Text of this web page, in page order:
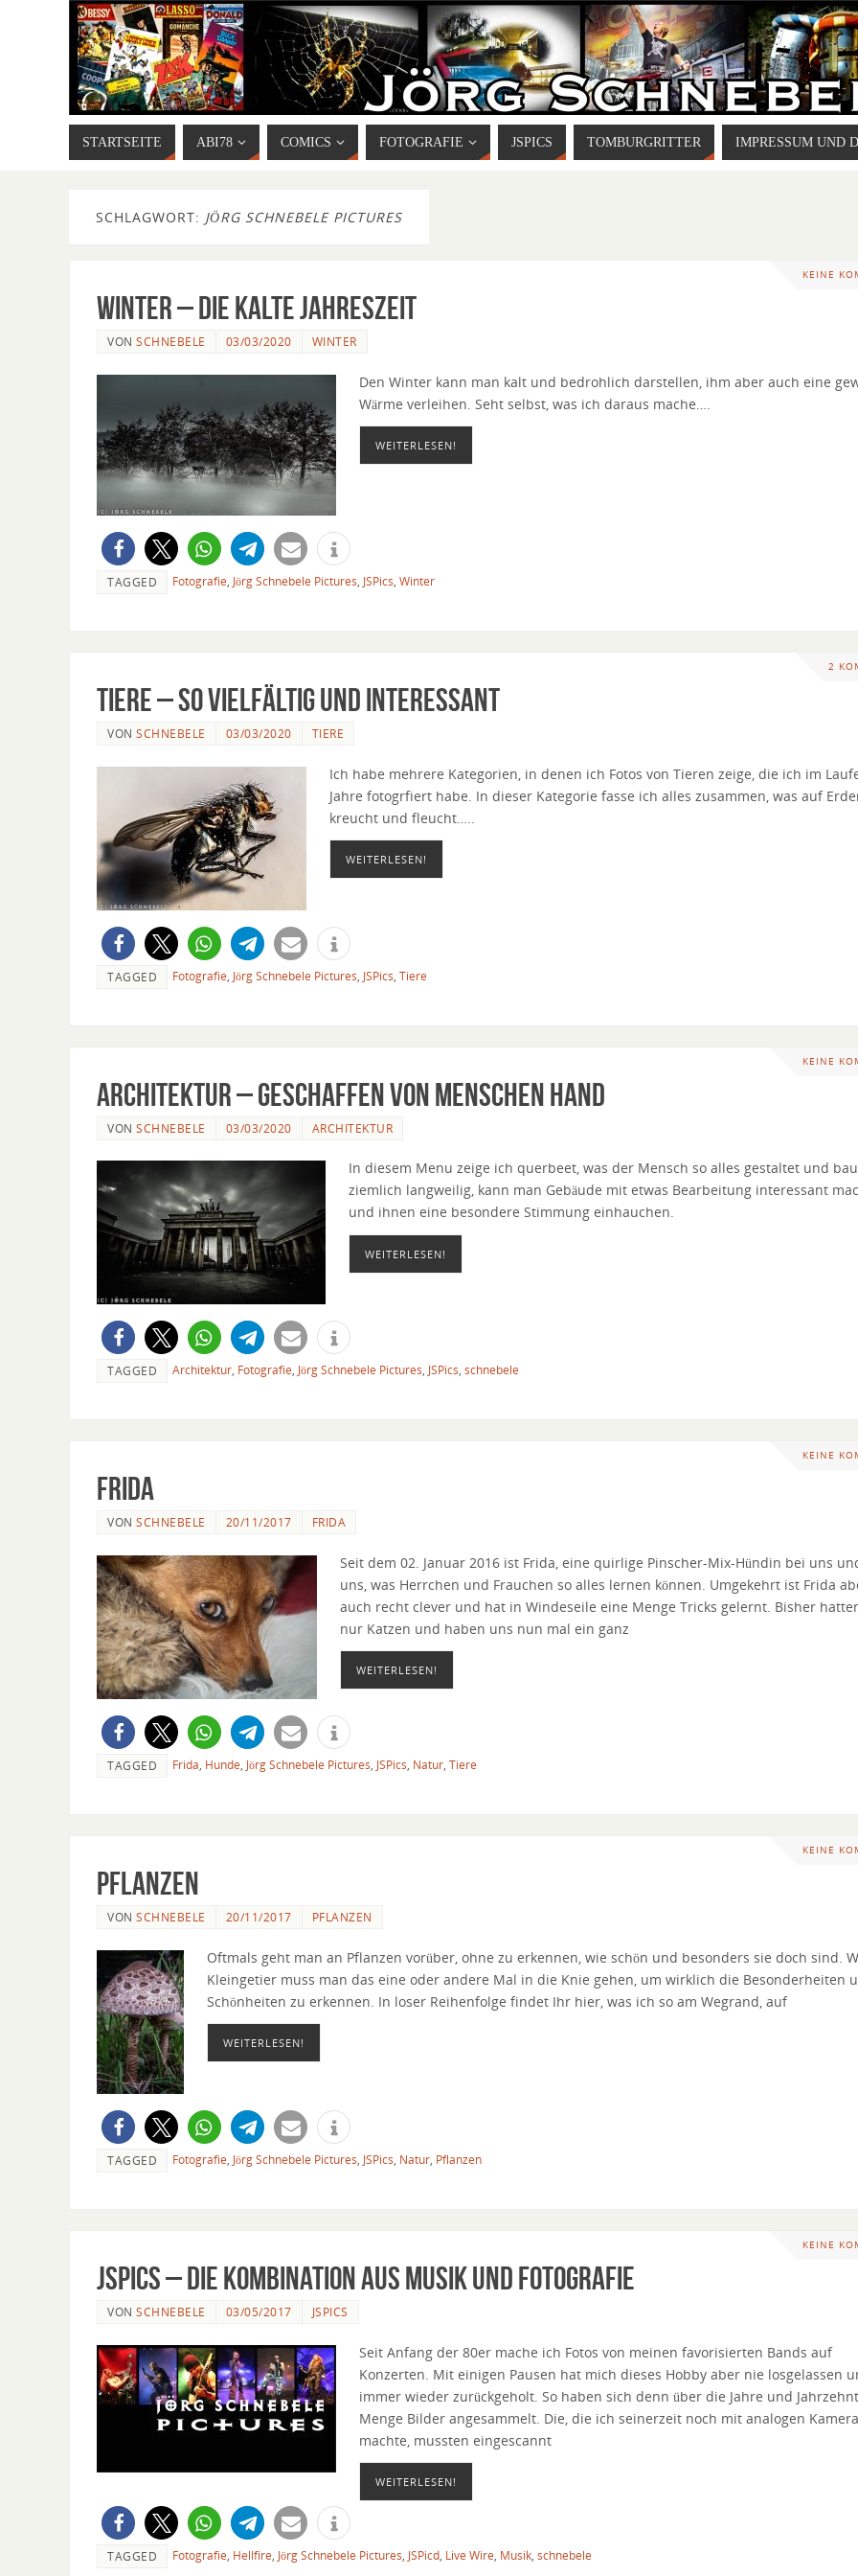
STARTSEITE ABI78 COMICS FOTOGRAFIE JSPICS TOMBURGRITTER IMPRESSUM UND
SCHLAGWORT: JÖRG SCHNEBELE PICTURES
KEINE
Winter – die kalte Jahreszeit
VON SCHNEBELE 03/03/2020 WINTER
Den Winter kann man kalt und bedrohlich darstellen, ihm aber auch eine
Wärme verleihen. Seht selbst, was ich daraus mache….
WEITERLESEN!
TAGGED Fotografie Jörg Schnebele Pictures JSPics Winter
2
Tiere – so vielfältig und interessant
VON SCHNEBELE 03/03/2020 TIERE
Ich habe mehrere Kategorien, in denen ich Fotos von Tieren zeige, die ich im
Jahre fotogrfiert habe. In dieser Kategorie fasse ich alles zusammen, was auf
kreucht und fleucht…..
WEITERLESEN!
TAGGED Fotografie Jörg Schnebele Pictures JSPics Tiere
KEINE
Architektur – geschaffen von Menschen Hand
VON SCHNEBELE 03/03/2020 ARCHITEKTUR
In diesem Menu zeige ich querbeet, was der Mensch so alles gestaltet und
ziemlich langweilig, kann man Gebäude mit etwas Bearbeitung interessant
und ihnen eine besondere Stimmung einhauchen.
WEITERLESEN!
TAGGED Architektur, Fotografie, Jörg Schnebele Pictures, JSPics, schnebele
KEINE
Frida
VON SCHNEBELE 20/11/2017 FRIDA
Seit dem 02. Januar 2016 ist Frida, eine quirlige Pinscher-Mix-Hündin bei uns
uns, was Herrchen und Frauchen so alles lernen können. Umgekehrt ist Frida
auch recht clever und hat in Windeseile eine Menge Tricks gelernt. Bisher
nur Katzen und haben uns nun mal ein ganz
WEITERLESEN!
TAGGED Frida, Hunde, Jörg Schnebele Pictures, JSPics, Natur, Tiere
KEINE
Pflanzen
VON SCHNEBELE 20/11/2017 PFLANZEN
Oftmals geht man an Pflanzen vorüber, ohne zu erkennen, wie schön und besonders sie doch sind.
Kleingetier muss man das eine oder andere Mal in die Knie gehen, um wirklich die Besonderheiten
Schönheiten zu erkennen. In loser Reihenfolge findet Ihr hier, was ich so am Wegrand, auf
WEITERLESEN!
TAGGED Fotografie Jörg Schnebele Pictures JSPics Natur Pflanzen
KEINE
JSPics – Die Kombination aus Musik und Fotografie
VON SCHNEBELE 03/05/2017 JSPICS
Seit Anfang der 80er mache ich Fotos von meinen favorisierten Bands auf
Konzerten. Mit einigen Pausen hat mich dieses Hobby aber nie losgelassen
immer wieder zurückgeholt. So haben sich denn über die Jahre und
Menge Bilder angesammelt. Die, die ich seinerzeit noch mit analogen
machte, mussten eingescannt
WEITERLESEN!
TAGGED Fotografie Hellfire Jörg Schnebele Pictures JSPicd Live Wire Musik schnebele